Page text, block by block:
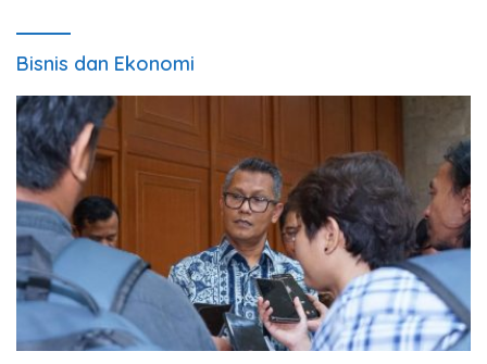
Bisnis dan Ekonomi